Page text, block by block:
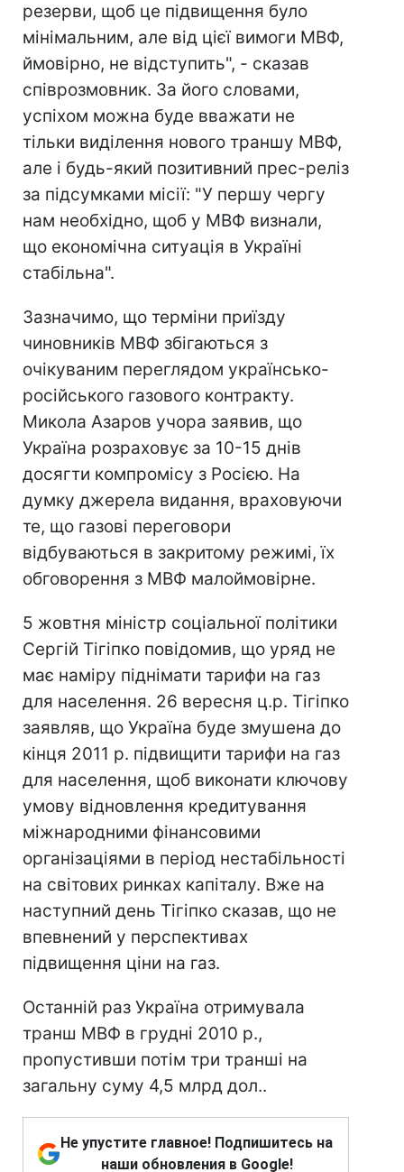
резерви, щоб це підвищення було
мінімальним, але від цієї вимоги МВФ,
ймовірно, не відступить", - сказав
співрозмовник. За його словами,
успіхом можна буде вважати не
тільки виділення нового траншу МВФ,
але і будь-який позитивний прес-реліз
за підсумками місії: "У першу чергу
нам необхідно, щоб у МВФ визнали,
що економічна ситуація в Україні
стабільна".
Зазначимо, що терміни приїзду
чиновників МВФ збігаються з
очікуваним переглядом українсько-
російського газового контракту.
Микола Азаров учора заявив, що
Україна розраховує за 10-15 днів
досягти компромісу з Росією. На
думку джерела видання, враховуючи
те, що газові переговори
відбуваються в закритому режимі, їх
обговорення з МВФ малоймовірне.
5 жовтня міністр соціальної політики
Сергій Тігіпко повідомив, що уряд не
має наміру піднімати тарифи на газ
для населення. 26 вересня ц.р. Тігіпко
заявляв, що Україна буде змушена до
кінця 2011 р. підвищити тарифи на газ
для населення, щоб виконати ключову
умову відновлення кредитування
міжнародними фінансовими
організаціями в період нестабільності
на світових ринках капіталу. Вже на
наступний день Тігіпко сказав, що не
впевнений у перспективах
підвищення ціни на газ.
Останній раз Україна отримувала
транш МВФ в грудні 2010 р.,
пропустивши потім три транші на
загальну суму 4,5 млрд дол..
Не упустите главное! Подпишитесь на
наши обновления в Google!